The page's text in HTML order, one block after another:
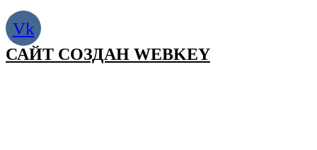
Vk
САЙТ СОЗДАН WEBKEY